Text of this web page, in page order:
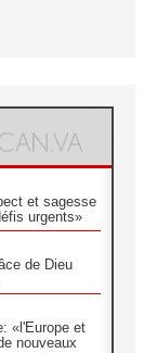
et sagesse
urgents»
de Dieu
«l'Europe et
nouveaux